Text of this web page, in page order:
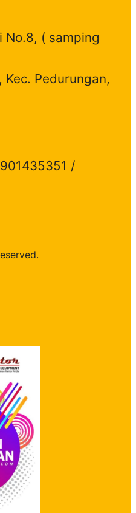
No.8, ( samping
Kec. Pedurungan,
/